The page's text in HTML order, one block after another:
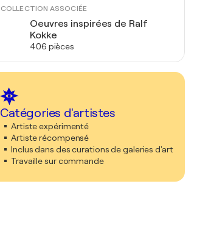
COLLECTION ASSOCIÉE
Oeuvres inspirées de Ralf
Kokke
406 pièces
Catégories d'artistes
Artiste expérimenté
Artiste récompensé
Inclus dans des curations de galeries d'art
Travaille sur commande